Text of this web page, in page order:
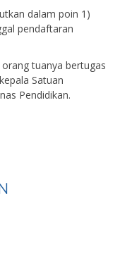
dalam poin 1)
pendaftaran
tuanya bertugas
Satuan
Pendidikan.